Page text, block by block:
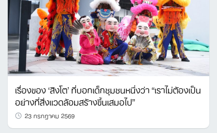
เรื่องของ ‘สิงโต’ ที่บอกเด็กชุมชนหนึ่งว่า “เราไม่ต้องเป็น
อย่างที่สิ่งแวดล้อมสร้างขึ้นเสมอไป”
23 กรกฎาคม 2569